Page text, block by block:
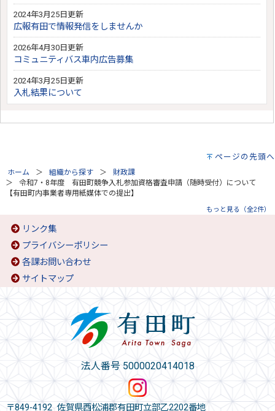
2024年3月25日更新
広報有田で情報発信をしませんか
2026年4月30日更新
コミュニティバス車内広告募集
2024年3月25日更新
入札結果について
ページの先頭へ
ホーム 組織から探す
財政課
令和7・8年度 有田町競争入札参加資格審査申請（随時受付）について
【有田町内事業者専用紙媒体での提出】
もっと見る（全2件）
リンク集
プライバシーポリシー
各課お問い合わせ
サイトマップ
法人番号 5000020414018
〒849-4192 佐賀県西松浦郡有田町立部乙2202番地